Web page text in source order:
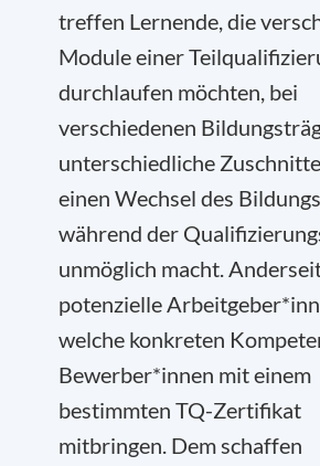
treffen Lernende, die
Module einer
durchlaufen möchten, bei
verschiedenen
unterschiedliche
einen Wechsel des
während der
unmöglich macht.
potenzielle
welche konkreten
Bewerber*innen mit einem
bestimmten TQ-Zertifikat
mitbringen. Dem schaffen